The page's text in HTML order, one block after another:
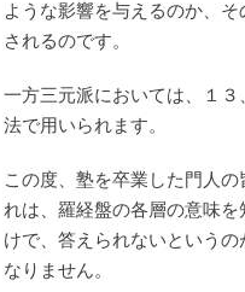
ような影響を与えるのか、
されるのです。
一方三元派においては、１
法で用いられます。
この度、塾を卒業した門人
れは、羅経盤の各層の意味
けで、答えられないという
なりません。